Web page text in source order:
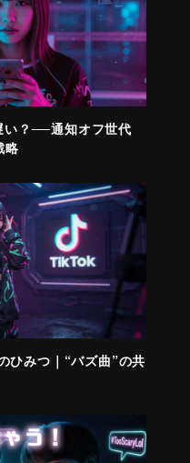
い？──通知オフ世代
略
ひみつ｜“バズ曲”の共